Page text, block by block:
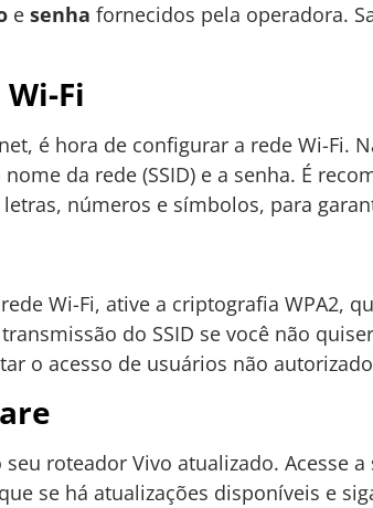
e senha fornecidos pela operadora.
Fi
é hora de configurar a rede Wi-Fi.
da rede (SSID) e a senha. É
números e símbolos, para
Wi-Fi, ative a criptografia WPA2,
do SSID se você não
o acesso de usuários não
roteador Vivo atualizado. Acesse a
se há atualizações disponíveis e